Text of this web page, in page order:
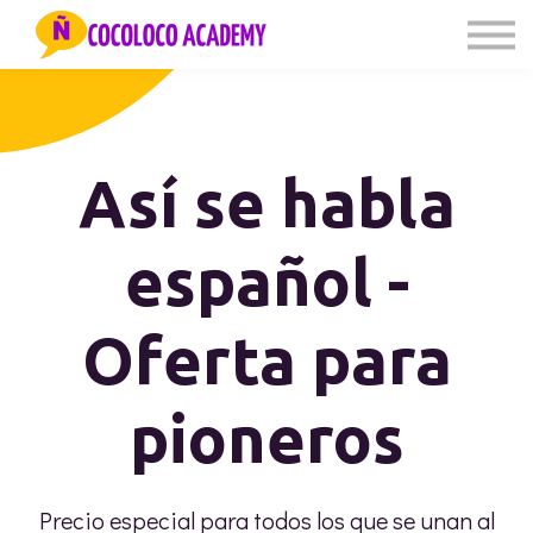
PODCAST
CLASES CON VÍCTOR
Así se habla
español -
Oferta para
pioneros
Precio especial para todos los que se unan al